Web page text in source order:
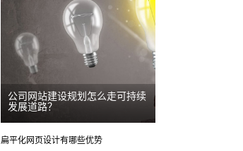
公司网站建设规划怎么走可持续
发展道路？
扁平化网页设计有哪些优势